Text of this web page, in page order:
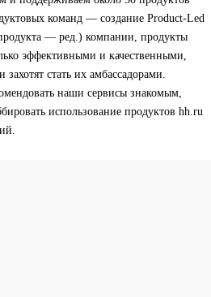
команд — создание Product-Led
— ред.) компании, продукты
эффективными и качественными,
захотят стать их амбассадорами.
наши сервисы знакомым,
использование продуктов hh.ru